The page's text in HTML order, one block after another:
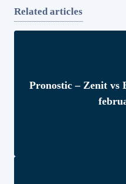
Related articles
Pronostic – Zenit vs